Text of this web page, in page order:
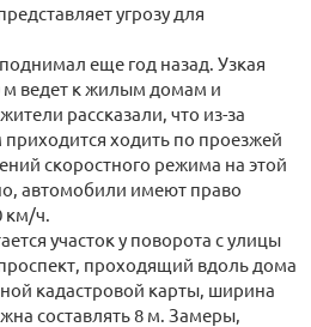
угрозу для
еще год назад. Узкая
м ведет к жилым домам и
рассказали, что из-за
приходится ходить по проезжей
скоростного режима на этой
автомобили имеют право
км/ч.
участок у поворота с улицы
проходящий вдоль дома
кадастровой карты, ширина
составлять 8 м. Замеры,